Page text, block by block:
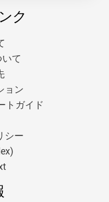
ク
て
ョン
トガイド
シー